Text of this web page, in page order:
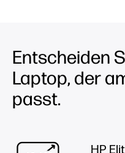
Entscheiden
Laptop, der
passt.
HP